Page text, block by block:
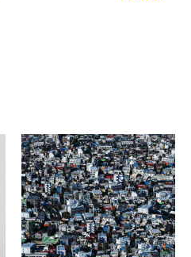
新納翔
BUG
GALLERY GARAGE